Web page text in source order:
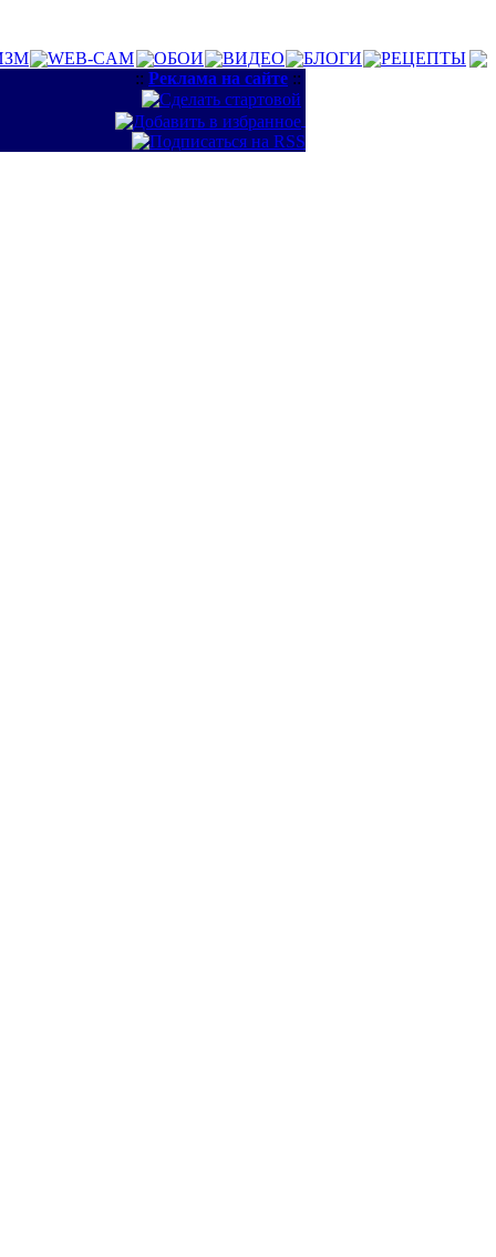
WEB-CAM ОБОИ ВИДЕО БЛОГИ
РЕЦЕПТЫ
:: Реклама на сайте ::